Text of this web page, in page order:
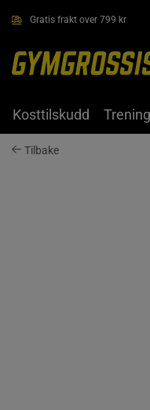
Gratis frakt over 799 kr
Kosttilskudd
Tilbake